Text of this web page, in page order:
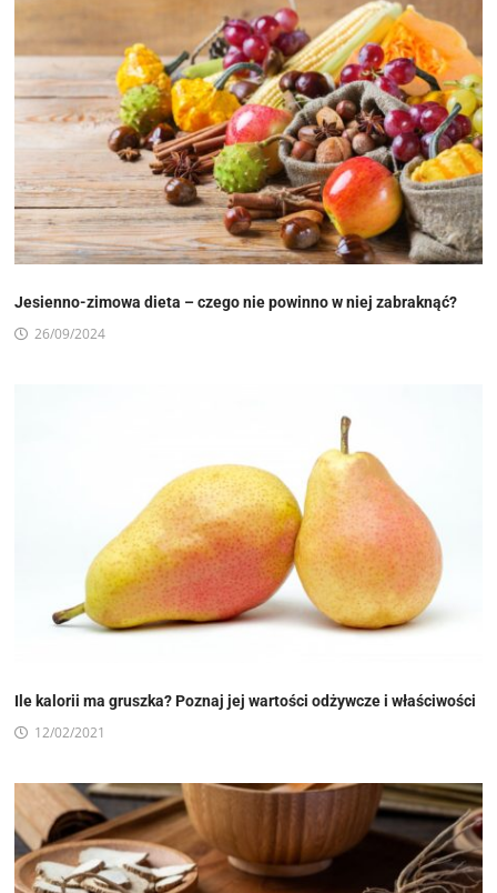
Jesienno-zimowa dieta – czego nie powinno w niej zabraknąć?
26/09/2024
Ile kalorii ma gruszka? Poznaj jej wartości odżywcze i właściwości
12/02/2021